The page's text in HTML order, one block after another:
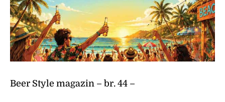
Beer Style magazin – br. 44 –